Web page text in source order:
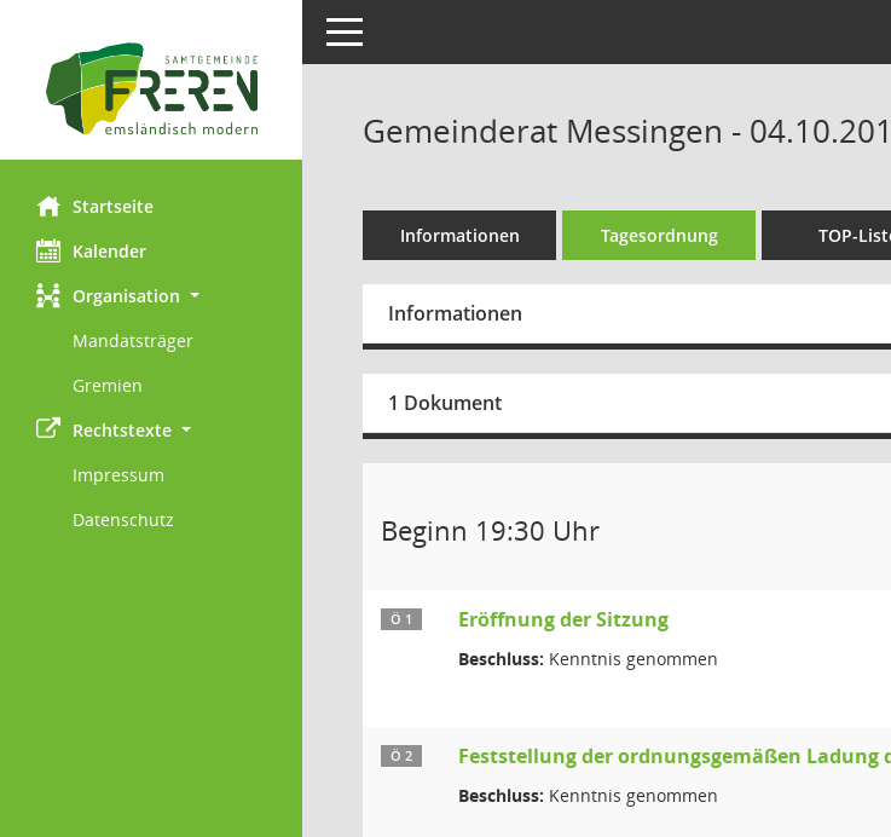
Startseite
Kalender
Organisation
Mandatsträger
Gremien
Rechtstexte
Impressum
Datenschutz
Toggle navigation
Gemeinderat Messingen -
Informationen Tagesordnung TOP-
Informationen
1 Dokument
Beginn 19:30 Uhr
Ö 1 Eröffnung der Sitzung
Beschluss: Kenntnis genommen
Ö 2 Feststellung der ordnungsgemäßen
Beschluss: Kenntnis genommen